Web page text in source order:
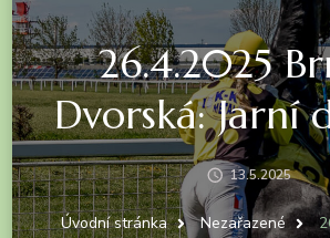
26.4.2025
Dvorská: Jarní
13.5.2025
Úvodní stránka Nezařazené